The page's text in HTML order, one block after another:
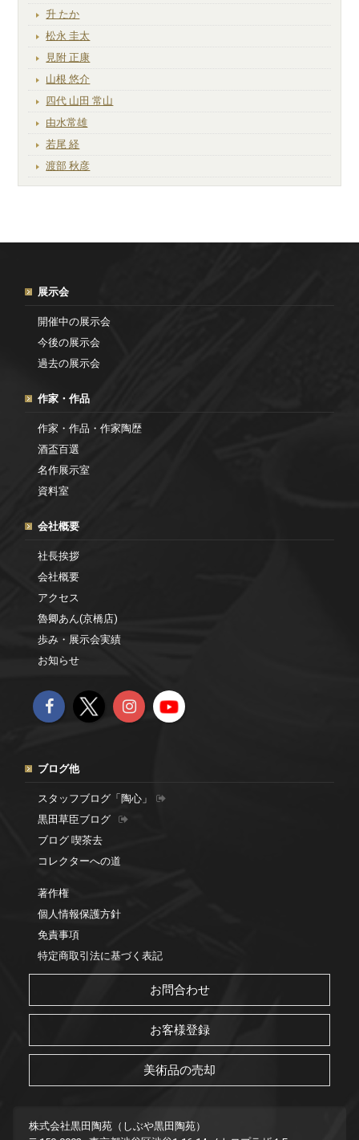
升 たか
松永 圭太
見附 正康
山根 悠介
四代 山田 常山
由水常雄
若尾 経
渡部 秋彦
展示会
開催中の展示会
今後の展示会
過去の展示会
作家・作品
作家・作品・作家陶歴
酒盃百選
名作展示室
資料室
会社概要
社長挨拶
会社概要
アクセス
魯卿あん(京橋店)
歩み・展示会実績
お知らせ
ブログ他
スタッフブログ「陶心」
黒田草臣ブログ
ブログ 喫茶去
コレクターへの道
著作権
個人情報保護方針
免責事項
特定商取引法に基づく表記
お問合わせ
お客様登録
美術品の売却
株式会社黒田陶苑（しぶや黒田陶苑）